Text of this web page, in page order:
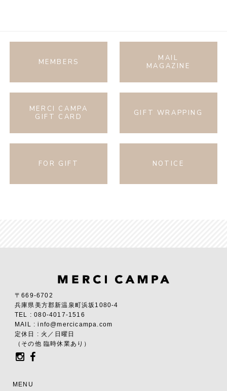
MEMBERS
MAIL
MAGAZINE
MERCI CAMPA
GIFT CARD
GIFT WRAPPING
FOR GIFT NOTICE
〒669-6702
兵庫県美方郡新温泉町浜坂1080-4
TEL : 080-4017-1516
MAIL : info@mercicampa.com
定休日 : 火／日曜日
（その他 臨時休業あり）
MENU